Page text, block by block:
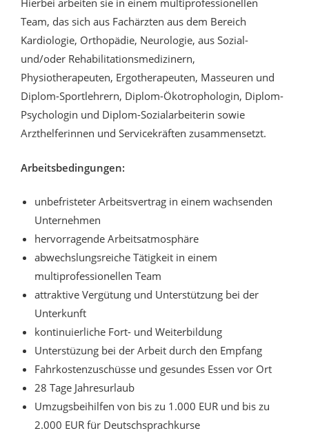
Hierbei arbeiten sie in einem multiprofessionellen
Team, das sich aus Fachärzten aus dem Bereich
Kardiologie, Orthopädie, Neurologie, aus Sozial-
und/oder Rehabilitationsmedizinern,
Physiotherapeuten, Ergotherapeuten, Masseuren und
Diplom-Sportlehrern, Diplom-Ökotrophologin, Diplom-
Psychologin und Diplom-Sozialarbeiterin sowie
Arzthelferinnen und Servicekräften zusammensetzt.
Arbeitsbedingungen:
unbefristeter Arbeitsvertrag in einem wachsenden
Unternehmen
hervorragende Arbeitsatmosphäre
abwechslungsreiche Tätigkeit in einem
multiprofessionellen Team
attraktive Vergütung und Unterstützung bei der
Unterkunft
kontinuierliche Fort- und Weiterbildung
Unterstüzung bei der Arbeit durch den Empfang
Fahrkostenzuschüsse und gesundes Essen vor Ort
28 Tage Jahresurlaub
Umzugsbeihilfen von bis zu 1.000 EUR und bis zu
2.000 EUR für Deutschsprachkurse